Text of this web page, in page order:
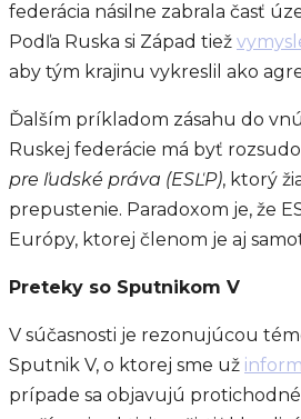
federácia násilne zabrala časť
Podľa Ruska si Západ tiež
aby tým krajinu vykreslil ako
Ďalším príkladom zásahu do
Ruskej federácie má byť
pre ľudské práva (ESĽP), ktorý
prepustenie. Paradoxom je, že
Európy, ktorej členom je aj
Preteky so Sputnikom V
V súčasnosti je rezonujúcou
Sputnik V, o ktorej sme už
prípade sa objavujú protichodné